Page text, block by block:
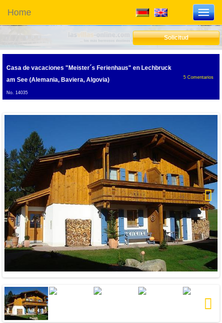
Home
5 Comentarios
Casa de vacaciones "Meister´s Ferienhaus" en Lechbruck
am See (Alemania, Baviera, Algovia)
No. 14035
Solicitud
Next